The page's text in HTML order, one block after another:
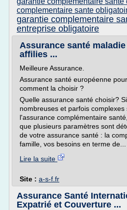
complementaire sante
garantie complementaire
entreprise obligatoire
Assurance santé
affilies ...
Meilleure Assurance.
Assurance santé européenne
comment la choisir ?
Quelle assurance santé choisir?
nombreuses et parfois
l'assurance complémentaire
que plusieurs paramètres sont
de votre assurance santé : la
famille, vos besoins en terme de...
Lire la suite
Site : a-s-f.fr
Assurance Santé
Expatrié et Couverture ...